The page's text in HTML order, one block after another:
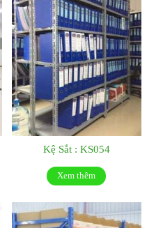
Kệ Sắt : KS054
Xem thêm